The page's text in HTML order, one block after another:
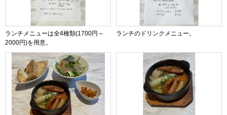
ランチメニューは全4種類(1700円～
2000円)を用意。
ランチのドリンクメニュー。